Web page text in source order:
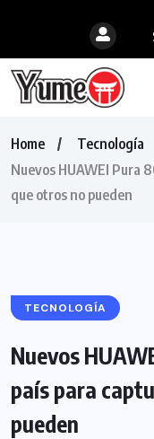
Home
Tecnología
Nuevos HUAWEI Pura
que otros no pueden
TECNOLOGÍA
Nuevos
país para
pueden